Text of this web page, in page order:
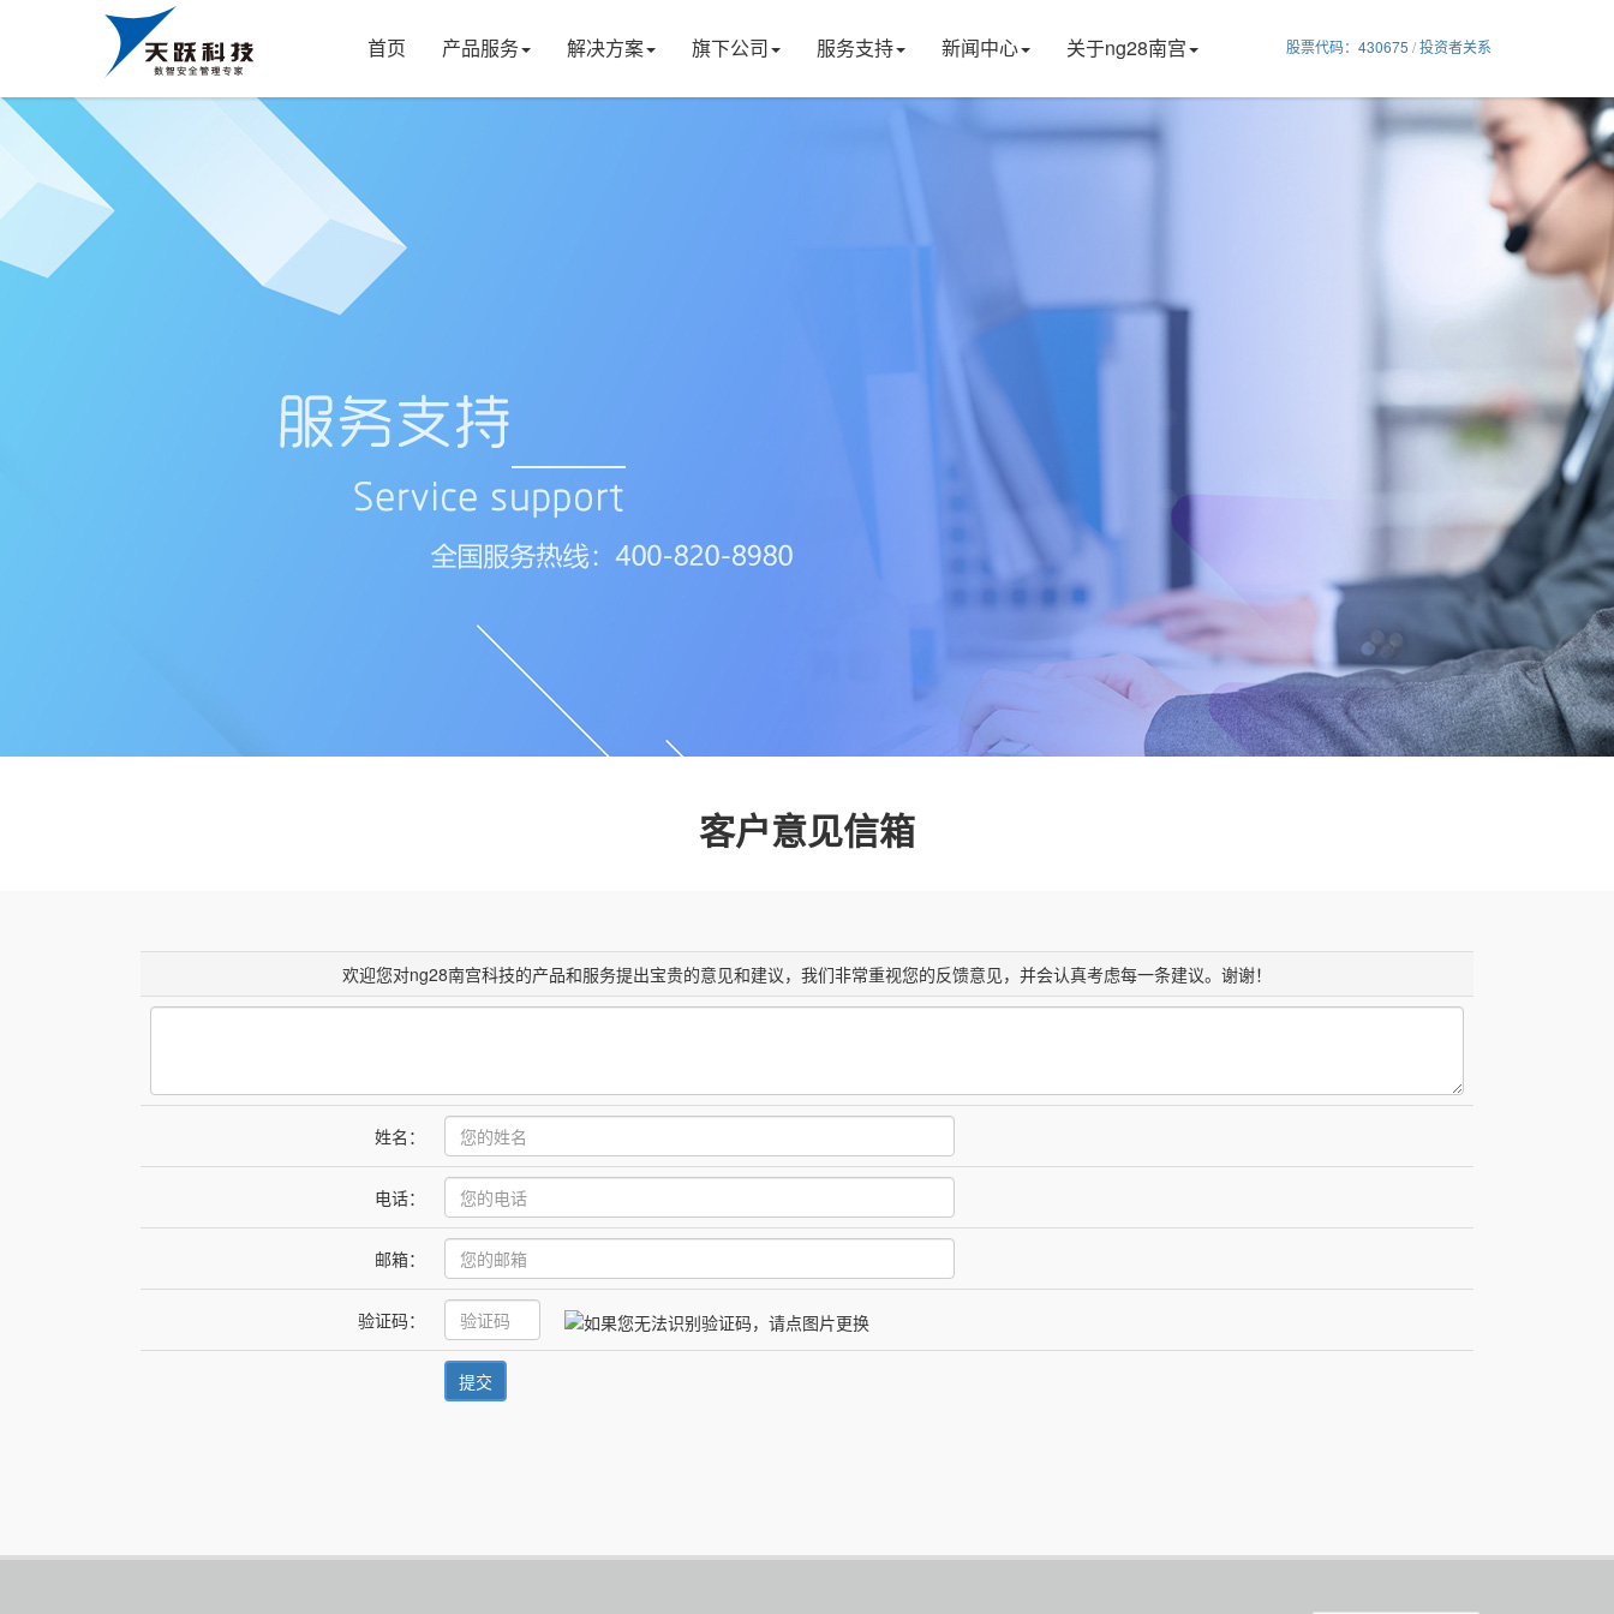
首页 产品服务 解决方案 旗下公司 服务支持 新闻中心 关于ng28南宫 股票代码：430675 /投资者关系
客户意见信箱
欢迎您对ng28南宫科技的产品和服务提出宝贵的意见和建议，我们非常重视您的反馈意见，并会认真考虑每一条建议。谢谢！
姓名：
电话：
邮箱：
验证码：
提交